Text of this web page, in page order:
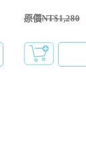
原價NT$1,280